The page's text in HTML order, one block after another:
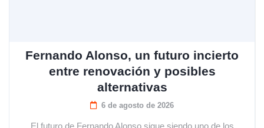
Fernando Alonso, un futuro incierto
entre renovación y posibles
alternativas
6 de agosto de 2026
El futuro de Fernando Alonso sigue siendo uno de los